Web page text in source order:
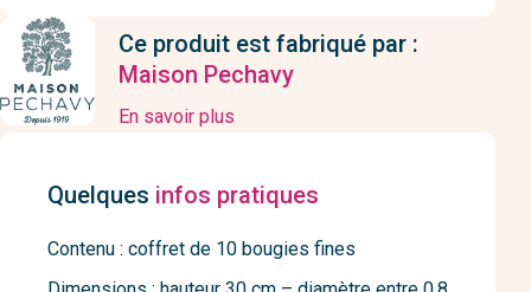
Ce produit est fabriqué par :
Maison Pechavy
En savoir plus
Quelques infos pratiques
Contenu : coffret de 10 bougies fines